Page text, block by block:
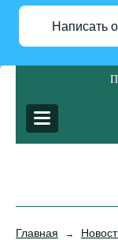
Написать
Главная →